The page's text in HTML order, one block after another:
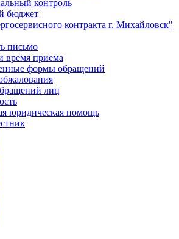
контроль
бюджет
контракта г. Михайловск"
письмо
время приема
формы обращений
лиц
юридическая помощь